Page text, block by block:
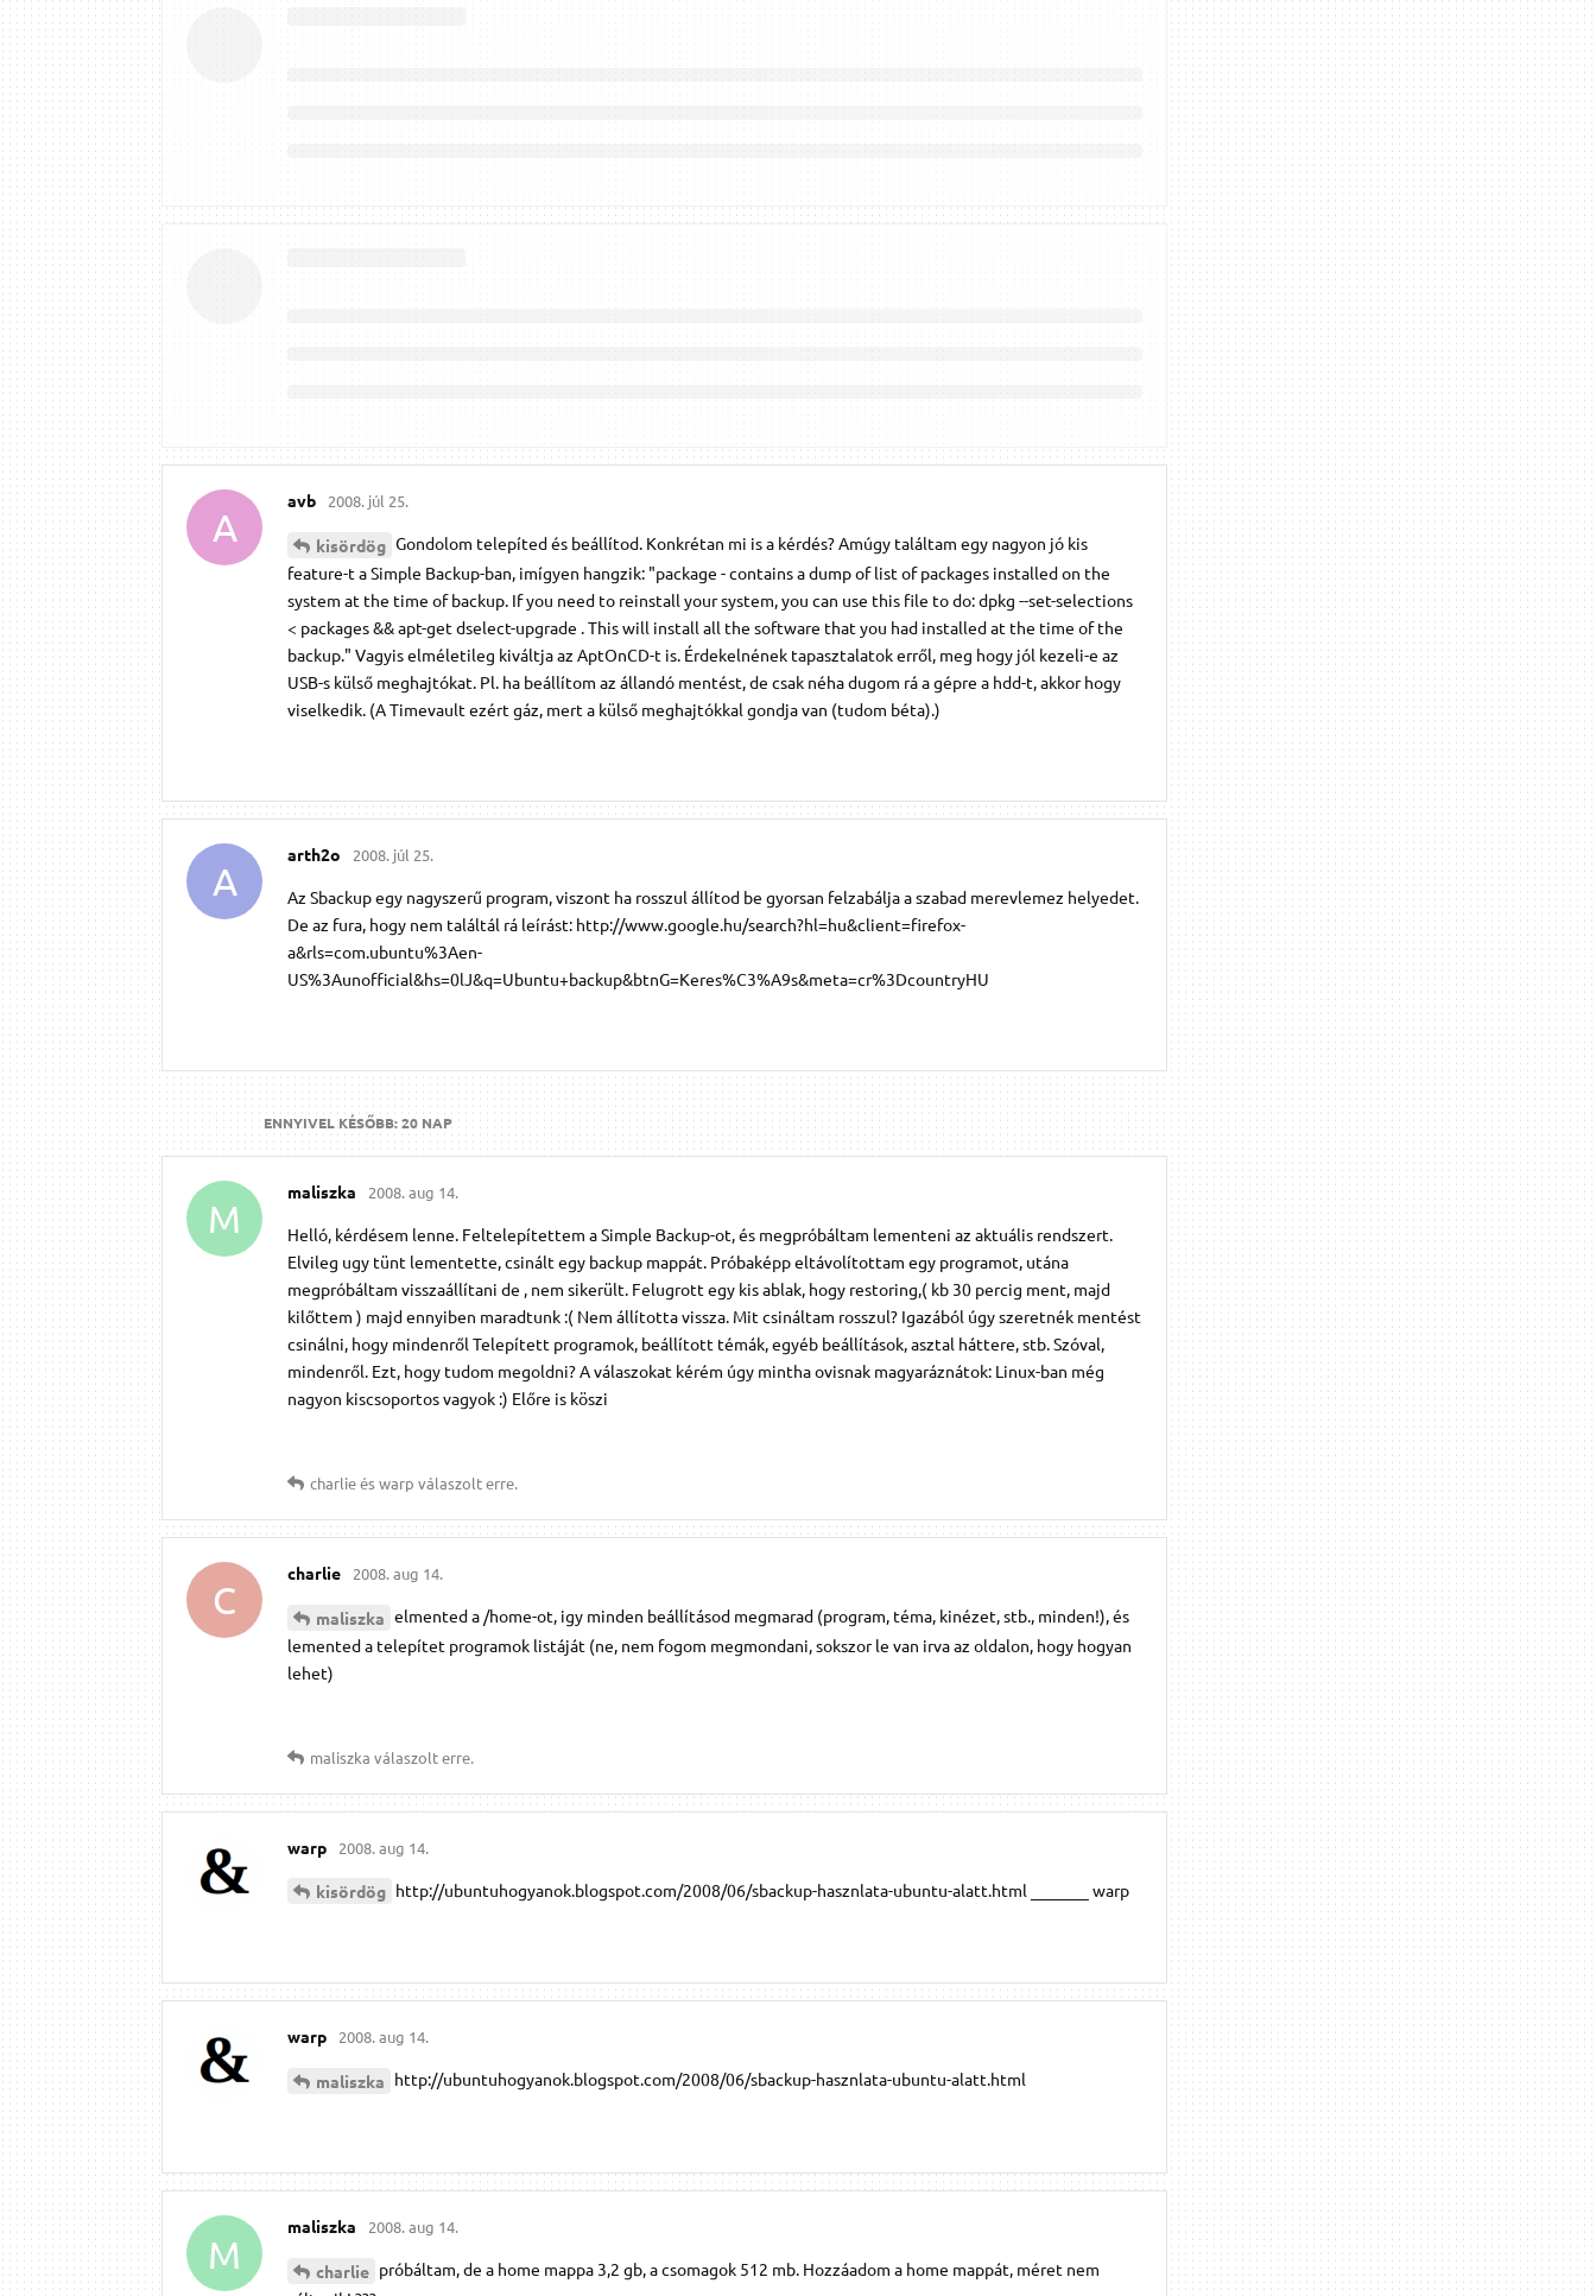
A
avb 2008. júl 25.
kisördög Gondolom telepíted és beállítod. Konkrétan mi is a kérdés? Amúgy találtam egy nagyon jó kis
feature-t a Simple Backup-ban, imígyen hangzik: "package - contains a dump of list of packages installed on the
system at the time of backup. If you need to reinstall your system, you can use this file to do: dpkg --set-selections
< packages && apt-get dselect-upgrade . This will install all the software that you had installed at the time of the
backup." Vagyis elméletileg kiváltja az AptOnCD-t is. Érdekelnének tapasztalatok erről, meg hogy jól kezeli-e az
USB-s külső meghajtókat. Pl. ha beállítom az állandó mentést, de csak néha dugom rá a gépre a hdd-t, akkor hogy
viselkedik. (A Timevault ezért gáz, mert a külső meghajtókkal gondja van (tudom béta).)
A
arth2o 2008. júl 25.
Az Sbackup egy nagyszerű program, viszont ha rosszul állítod be gyorsan felzabálja a szabad merevlemez helyedet.
De az fura, hogy nem találtál rá leírást: http://www.google.hu/search?hl=hu&client=firefox-
a&rls=com.ubuntu%3Aen-
US%3Aunofficial&hs=0lJ&q=Ubuntu+backup&btnG=Keres%C3%A9s&meta=cr%3DcountryHU
ENNYIVEL KÉSŐBB:20 NAP
M
maliszka 2008. aug 14.
Helló, kérdésem lenne. Feltelepítettem a Simple Backup-ot, és megpróbáltam lementeni az aktuális rendszert.
Elvileg ugy tünt lementette, csinált egy backup mappát. Próbaképp eltávolítottam egy programot, utána
megpróbáltam visszaállítani de , nem sikerült. Felugrott egy kis ablak, hogy restoring,( kb 30 percig ment, majd
kilőttem ) majd ennyiben maradtunk :( Nem állította vissza. Mit csináltam rosszul? Igazából úgy szeretnék mentést
csinálni, hogy mindenről Telepített programok, beállított témák, egyéb beállítások, asztal háttere, stb. Szóval,
mindenről. Ezt, hogy tudom megoldni? A válaszokat kérém úgy mintha ovisnak magyaráznátok: Linux-ban még
nagyon kiscsoportos vagyok :) Előre is köszi
charlieéswarp válaszolt erre.
C
charlie 2008. aug 14.
maliszka elmented a /home-ot, igy minden beállításod megmarad (program, téma, kinézet, stb., minden!), és
lemented a telepítet programok listáját (ne, nem fogom megmondani, sokszor le van irva az oldalon, hogy hogyan
lehet)
maliszka válaszolt erre.
warp 2008. aug 14.
kisördög http://ubuntuhogyanok.blogspot.com/2008/06/sbackup-hasznlata-ubuntu-alatt.html _______ warp
warp 2008. aug 14.
maliszka http://ubuntuhogyanok.blogspot.com/2008/06/sbackup-hasznlata-ubuntu-alatt.html
M
maliszka 2008. aug 14.
charlie próbáltam, de a home mappa 3,2 gb, a csomagok 512 mb. Hozzáadom a home mappát, méret nem